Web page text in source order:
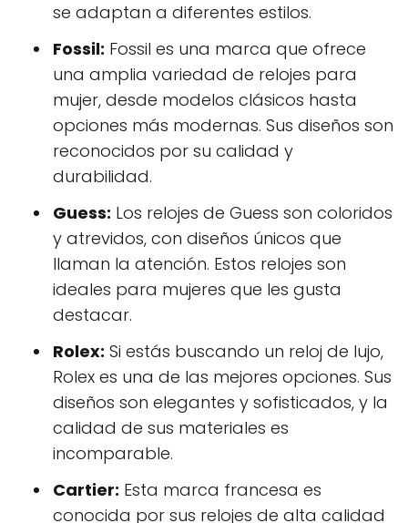
se adaptan a diferentes estilos.
Fossil: Fossil es una marca que ofrece
una amplia variedad de relojes para
mujer, desde modelos clásicos hasta
opciones más modernas. Sus diseños son
reconocidos por su calidad y
durabilidad.
Guess: Los relojes de Guess son coloridos
y atrevidos, con diseños únicos que
llaman la atención. Estos relojes son
ideales para mujeres que les gusta
destacar.
Rolex: Si estás buscando un reloj de lujo,
Rolex es una de las mejores opciones. Sus
diseños son elegantes y sofisticados, y la
calidad de sus materiales es
incomparable.
Cartier: Esta marca francesa es
conocida por sus relojes de alta calidad